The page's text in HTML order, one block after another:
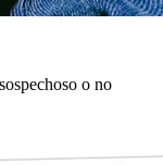
o no